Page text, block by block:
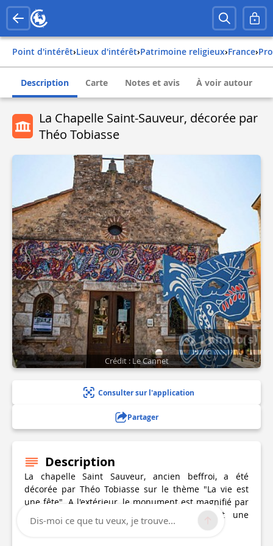
Point d'intérêt› Lieux d'intérêt› Patrimoine religieux› france›
Description Carte Notes et avis À voir autour
La Chapelle Saint-Sauveur, décorée par
Théo Tobiasse
1 photo(s)
Crédit : Le Cannet
Consulter sur l'application
Partager
Description
La chapelle Saint Sauveur, ancien beffroi, a été
décorée par Théo Tobiasse sur le thème "La vie est
une fête". A l'extérieur, le monument est magnifié par
une mosaïque qui en souligne l'entrée et une
sculpture, L'Oiseau de Lumière.
Dis-moi ce que tu veux, je trouve...